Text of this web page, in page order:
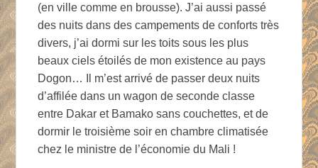
(en ville comme en brousse). J’ai aussi passé
des nuits dans des campements de conforts très
divers, j’ai dormi sur les toits sous les plus
beaux ciels étoilés de mon existence au pays
Dogon… Il m’est arrivé de passer deux nuits
d’affilée dans un wagon de seconde classe
entre Dakar et Bamako sans couchettes, et de
dormir le troisième soir en chambre climatisée
chez le ministre de l’économie du Mali !